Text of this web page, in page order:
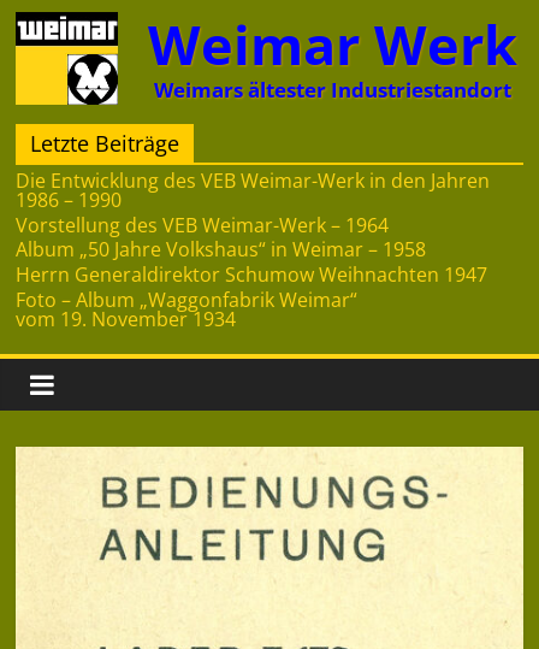
Zum
Inhalt
springen
Weimar Werk
Weimars ältester Industriestandort
Letzte Beiträge
Die Entwicklung des VEB Weimar-Werk in den Jahren
1986 – 1990
Vorstellung des VEB Weimar-Werk – 1964
Album „50 Jahre Volkshaus“ in Weimar – 1958
Herrn Generaldirektor Schumow Weihnachten 1947
Foto – Album „Waggonfabrik Weimar“
vom 19. November 1934